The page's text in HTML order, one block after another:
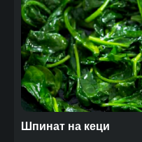
Шпинат на кеци